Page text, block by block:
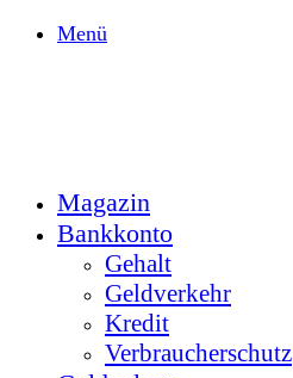
Menü
Magazin
Bankkonto
Gehalt
Geldverkehr
Kredit
Verbraucherschutz